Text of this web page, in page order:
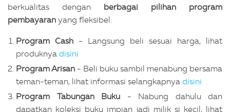
berkualitas dengan berbagai pilihan program
pembayaran yang fleksibel:
Program Cash - Langsung beli sesuai harga, lihat
produknya disini
Program Arisan - Beli buku sambil menabung bersama
teman-teman, lihat informasi selangkapnya disini
Program Tabungan Buku - Nabung dahulu dan
dapatkan koleksi buku impian jadi milik si kecil, lihat